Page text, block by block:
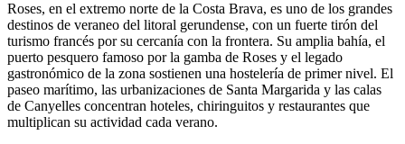
Roses, en el extremo norte de la Costa Brava, es uno de los grandes
destinos de veraneo del litoral gerundense, con un fuerte tirón del
turismo francés por su cercanía con la frontera. Su amplia bahía, el
puerto pesquero famoso por la gamba de Roses y el legado
gastronómico de la zona sostienen una hostelería de primer nivel. El
paseo marítimo, las urbanizaciones de Santa Margarida y las calas
de Canyelles concentran hoteles, chiringuitos y restaurantes que
multiplican su actividad cada verano.